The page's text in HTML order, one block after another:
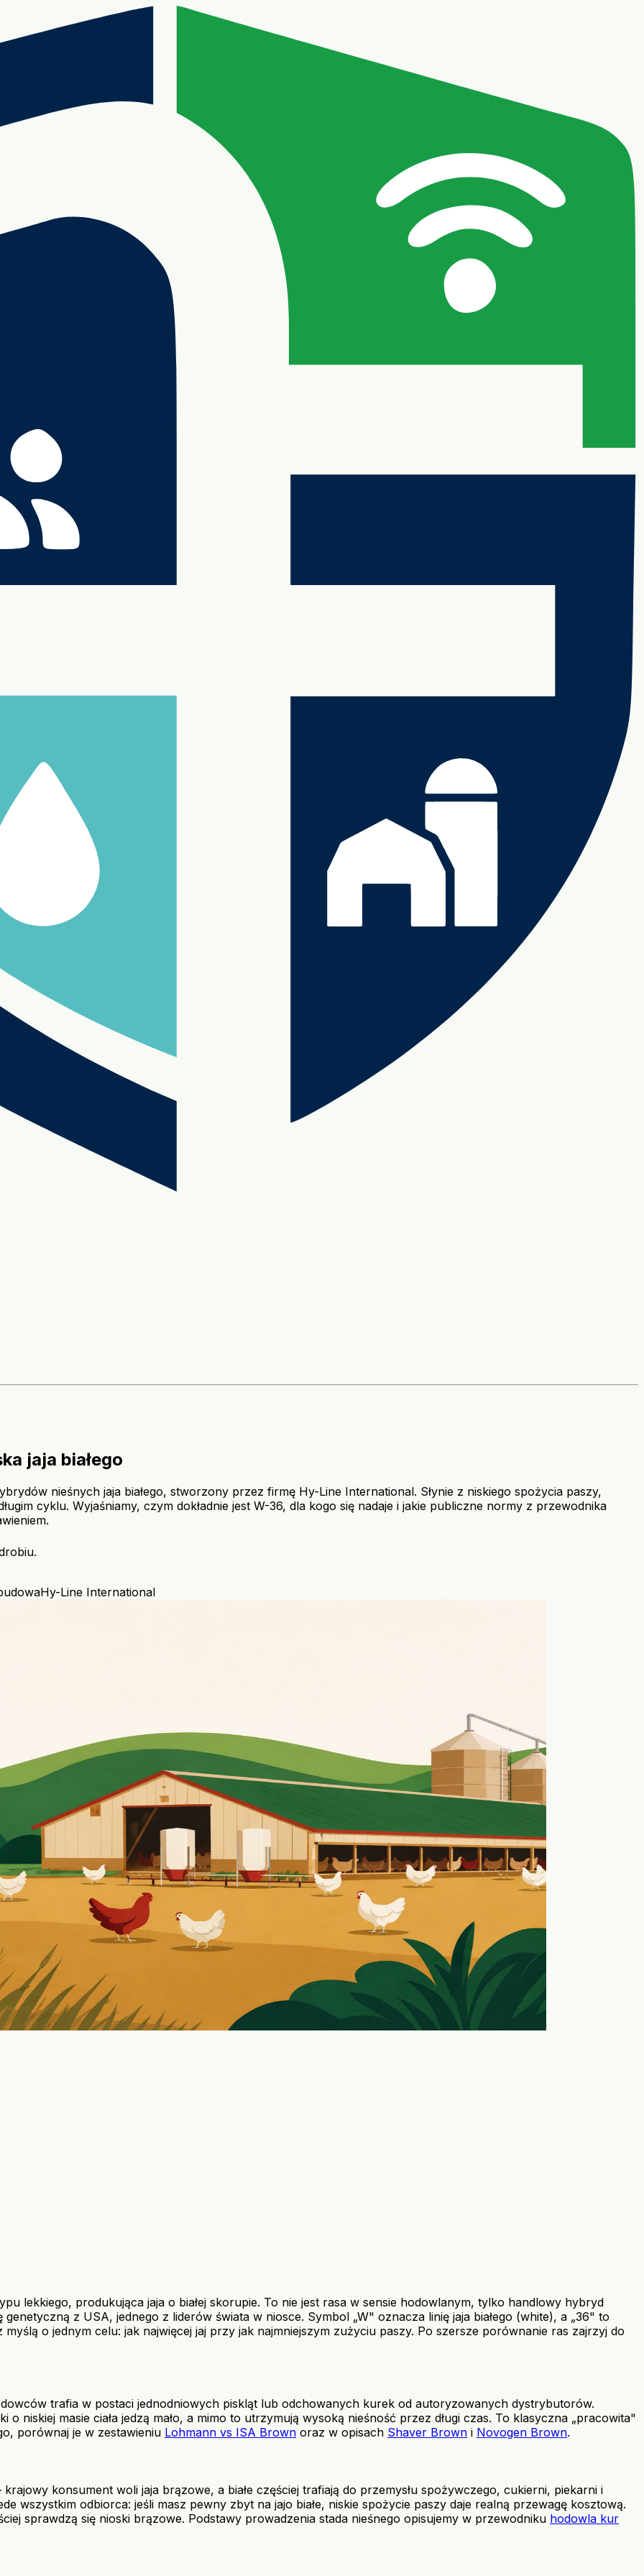
jaja białego
nieśnych jaja białego, stworzony przez firmę Hy-Line International. Słynie z niskiego spożycia paszy,
cyklu. Wyjaśniamy, czym dokładnie jest W-36, dla kogo się nadaje i jakie publiczne normy z przewodnika
Hy-Line International
lekkiego, produkująca jaja o białej skorupie. To nie jest rasa w sensie hodowlanym, tylko handlowy hybryd
z USA, jednego z liderów świata w niosce. Symbol „W" oznacza linię jaja białego (white), a „36" to
o jednym celu: jak najwięcej jaj przy jak najmniejszym zużyciu paszy. Po szersze porównanie ras zajrzyj do
trafia w postaci jednodniowych piskląt lub odchowanych kurek od autoryzowanych dystrybutorów.
niskiej masie ciała jedzą mało, a mimo to utrzymują wysoką nieśność przez długi czas. To klasyczna „pracowita"
porównaj je w zestawieniu Lohmann vs ISA Brown oraz w opisach Shaver Brown i Novogen Brown.
konsument woli jaja brązowe, a białe częściej trafiają do przemysłu spożywczego, cukierni, piekarni i
wszystkim odbiorca: jeśli masz pewny zbyt na jajo białe, niskie spożycie paszy daje realną przewagę kosztową.
sprawdzą się nioski brązowe. Podstawy prowadzenia stada nieśnego opisujemy w przewodniku hodowla kur